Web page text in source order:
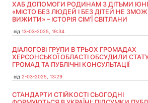
ХАБ ДОПОМОГИ РОДИНАМ З ДІТЬМИ
«МІСТО БЕЗ ЛЮДЕЙ І БЕЗ ДІТЕЙ НЕ
ВИЖИТИ» – ІСТОРІЯ СІМʼЇ СВІТЛАНИ
від 13-03-2025, 19:34
ДІАЛОГОВІ ГРУПИ В ТРЬОХ ГРОМАДАХ
ХЕРСОНСЬКОЇ ОБЛАСТІ ОБСУДИЛИ
ГРОМАД ТА ПУБЛІЧНІ КОНСУЛЬТАЦІЇ
від 2-03-2025, 13:29
СТАНДАРТИ СТІЙКОСТІ СЬОГОДНІ